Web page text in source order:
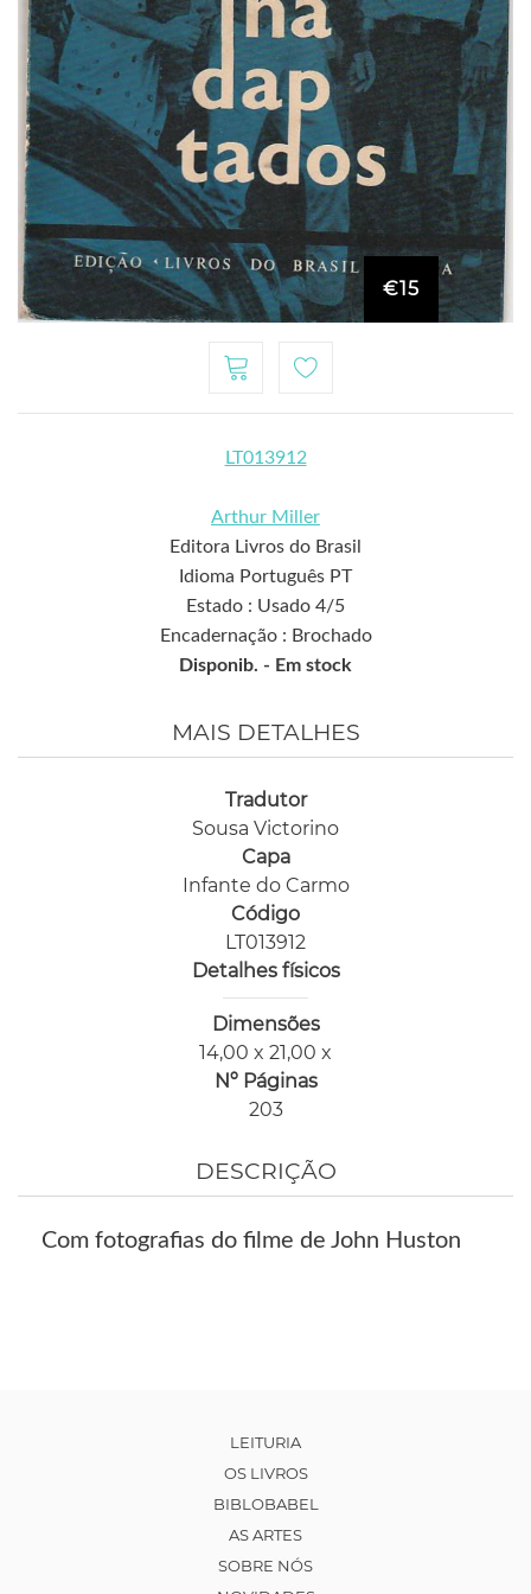
€15
LT013912
Arthur Miller
Editora Livros do Brasil
Idioma Português PT
Estado : Usado 4/5
Encadernação : Brochado
Disponib. - Em stock
MAIS DETALHES
Tradutor
Sousa Victorino
Capa
Infante do Carmo
Código
LT013912
Detalhes físicos
Dimensões
14,00 x 21,00 x
Nº Páginas
203
DESCRIÇÃO
Com fotografias do filme de John Huston
LEITURIA
OS LIVROS
BIBLOBABEL
AS ARTES
SOBRE NÓS